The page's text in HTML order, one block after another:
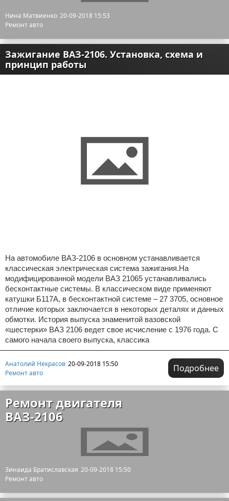
Нина Матвиенко 20-09-2018 15:53
Ремонт авто
Зажигание ВАЗ-2106. Установка, схема и
принцип работы
На автомобиле ВАЗ-2106 в основном устанавливается
классическая электрическая система зажигания.На
модифицированной модели ВАЗ 21065 устанавливались
бесконтактные системы. В классическом виде применяют
катушки Б117А, в бесконтактной системе – 27 3705, основное
отличие которых заключается в некоторых деталях и данных
обмотки. История выпуска знаменитой вазовской
«шестерки» ВАЗ 2106 ведет свое исчисление с 1976 года. С
самого начала своего выпуска, классика
Анатолий Некрасов 20-09-2018 15:50
Ремонт авто
Подробнее
Ремонт двигателя
ВАЗ-2106
Зинаида Братиславская 20-09-2018 15:50
Ремонт авто